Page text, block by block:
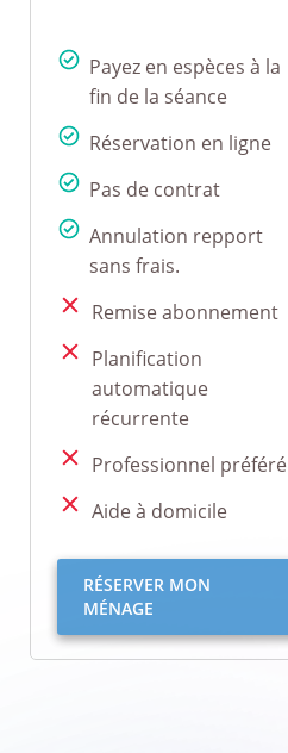
Payez en espèces à la
fin de la séance
Réservation en ligne
Pas de contrat
Annulation repport
sans frais.
Remise abonnement
Planification
automatique
récurrente
Professionnel préféré
Aide à domicile
RÉSERVER MON
MÉNAGE